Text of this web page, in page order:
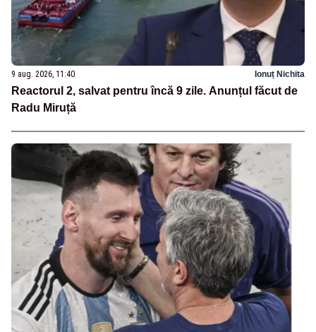
9 aug. 2026, 11:40 Ionuț Nichita
Reactorul 2, salvat pentru încă 9 zile. Anunțul făcut de
Radu Miruță